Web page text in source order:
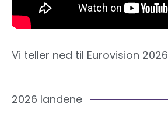
Vi teller ned til Eurovision 2026
2026 landene